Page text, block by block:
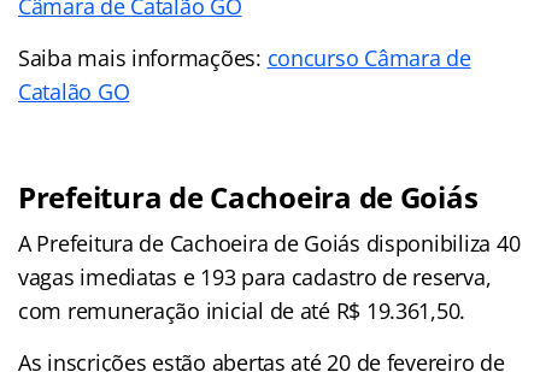
Câmara de Catalão GO
Saiba mais informações: concurso Câmara de
Catalão GO
Prefeitura de Cachoeira de Goiás
A Prefeitura de Cachoeira de Goiás disponibiliza 40
vagas imediatas e 193 para cadastro de reserva,
com remuneração inicial de até R$ 19.361,50.
As inscrições estão abertas até 20 de fevereiro de